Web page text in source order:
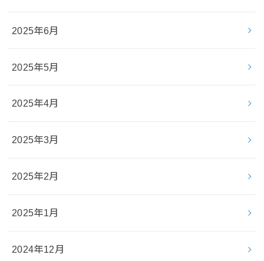
2025年6月
2025年5月
2025年4月
2025年3月
2025年2月
2025年1月
2024年12月